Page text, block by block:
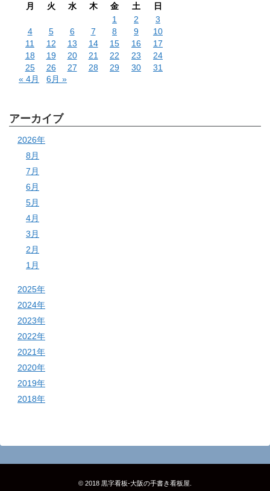
月
火 水 木 金 土
日
1
2
3
4
5 6 7 8 9
10
11
12 13 14 15 16
17
18
19 20 21 22 23
24
25
26 27 28 29 30
31
« 4月
6月 »
アーカイブ
2026年
8月
7月
6月
5月
4月
3月
2月
1月
2025年
2024年
2023年
2022年
2021年
2020年
2019年
2018年
© 2018 黒字看板‐大阪の手書き看板屋